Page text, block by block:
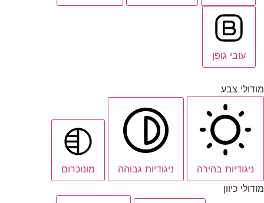
עובי גופן
מודולי צבע
ניגודיות בהירה ניגודיות גבוהה
מונוכרום
מודולי כיוון